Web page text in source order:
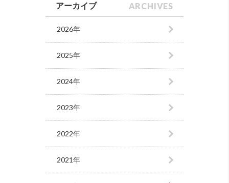
アーカイブ ARCHIVES
2026年
2025年
2024年
2023年
2022年
2021年